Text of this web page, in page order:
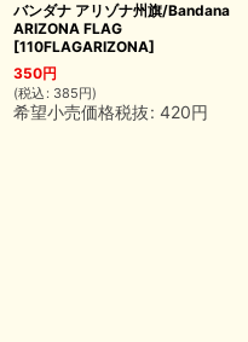
バンダナ アリゾナ州旗/Bandana
ARIZONA FLAG
[110FLAGARIZONA]
350円
(税込 : 385円)
希望小売価格税抜: 420円